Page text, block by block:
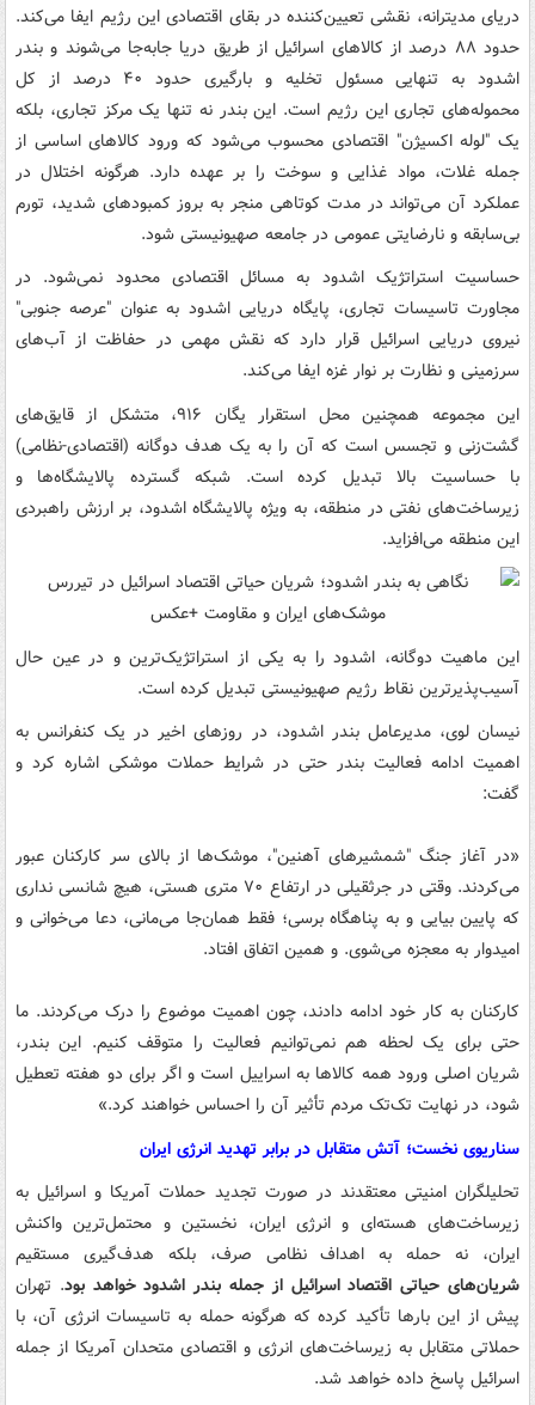
دریای مدیترانه، نقشی تعیین‌کننده در بقای اقتصادی این رژیم ایفا می‌کند.
حدود ۸۸ درصد از کالاهای اسرائیل از طریق دریا جابه‌جا می‌شوند و بندر
اشدود به تنهایی مسئول تخلیه و بارگیری حدود ۴۰ درصد از کل
محموله‌های تجاری این رژیم است. این بندر نه تنها یک مرکز تجاری، بلکه
یک "لوله اکسیژن" اقتصادی محسوب می‌شود که ورود کالاهای اساسی از
جمله غلات، مواد غذایی و سوخت را بر عهده دارد. هرگونه اختلال در
عملکرد آن می‌تواند در مدت کوتاهی منجر به بروز کمبودهای شدید، تورم
بی‌سابقه و نارضایتی عمومی در جامعه صهیونیستی شود.
حساسیت استراتژیک اشدود به مسائل اقتصادی محدود نمی‌شود. در
مجاورت تاسیسات تجاری، پایگاه دریایی اشدود به عنوان "عرصه جنوبی"
نیروی دریایی اسرائیل قرار دارد که نقش مهمی در حفاظت از آب‌های
سرزمینی و نظارت بر نوار غزه ایفا می‌کند.
این مجموعه همچنین محل استقرار یگان ۹۱۶، متشکل از قایق‌های
گشت‌زنی و تجسس است که آن را به یک هدف دوگانه (اقتصادی-نظامی)
با حساسیت بالا تبدیل کرده است. شبکه گسترده پالایشگاه‌ها و
زیرساخت‌های نفتی در منطقه، به ویژه پالایشگاه اشدود، بر ارزش راهبردی
این منطقه می‌افزاید.
این ماهیت دوگانه، اشدود را به یکی از استراتژیک‌ترین و در عین حال
آسیب‌پذیرترین نقاط رژیم صهیونیستی تبدیل کرده است.
نیسان لوی، مدیرعامل بندر اشدود، در روزهای اخیر در یک کنفرانس به
اهمیت ادامه فعالیت بندر حتی در شرایط حملات موشکی اشاره کرد و
گفت:
«در آغاز جنگ "شمشیرهای آهنین"، موشک‌ها از بالای سر کارکنان عبور
می‌کردند. وقتی در جرثقیلی در ارتفاع ۷۰ متری هستی، هیچ شانسی نداری
که پایین بیایی و به پناهگاه برسی؛ فقط همان‌جا می‌مانی، دعا می‌خوانی و
امیدوار به معجزه می‌شوی. و همین اتفاق افتاد.
کارکنان به کار خود ادامه دادند، چون اهمیت موضوع را درک می‌کردند. ما
حتی برای یک لحظه هم نمی‌توانیم فعالیت را متوقف کنیم. این بندر،
شریان اصلی ورود همه کالاها به اسراییل است و اگر برای دو هفته تعطیل
شود، در نهایت تک‌تک مردم تأثیر آن را احساس خواهند کرد.»
سناریوی نخست؛ آتش متقابل در برابر تهدید انرژی ایران
تحلیلگران امنیتی معتقدند در صورت تجدید حملات آمریکا و اسرائیل به
زیرساخت‌های هسته‌ای و انرژی ایران، نخستین و محتمل‌ترین واکنش
ایران، نه حمله به اهداف نظامی صرف، بلکه هدف‌گیری مستقیم
شریان‌های حیاتی اقتصاد اسرائیل از جمله بندر اشدود خواهد بود. تهران
پیش از این بارها تأکید کرده که هرگونه حمله به تاسیسات انرژی آن، با
حملاتی متقابل به زیرساخت‌های انرژی و اقتصادی متحدان آمریکا از جمله
اسرائیل پاسخ داده خواهد شد.